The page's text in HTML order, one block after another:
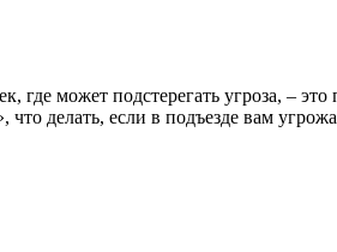
может подстерегать угроза, –
делать, если в подъезде вам